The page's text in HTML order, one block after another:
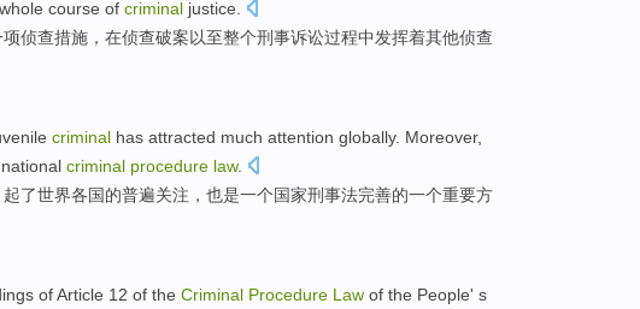
course of criminal justice.
侦查措施 ， 在侦查破案以至整个刑事诉讼过程中发挥着其他侦查
criminal has attracted much attention globally. Moreover,
national criminal procedure law.
起了世界各国的普遍关注 ，也是一个国家刑事法完善的一个重要方
ofArticle 12 of the Criminal Procedure Law of the People' s